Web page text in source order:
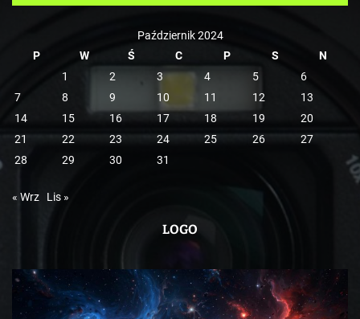
e
Październik 2024
P
W Ś C P S
N
1
2 3 4 5
6
7
8 9 10 11 12
13
14
15 16 17 18 19
20
21
22 23 24 25 26
27
28
29 30 31
« Wrz Lis »
LOGO